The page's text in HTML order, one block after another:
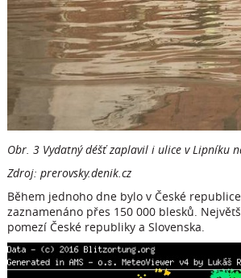
Obr. 3 Vydatný déšť zaplavil i ulice v Lipníku
Zdroj: prerovsky.denik.cz
Během jednoho dne bylo v České
zaznamenáno přes 150 000 blesků.
pomezí České republiky a Slovenska.